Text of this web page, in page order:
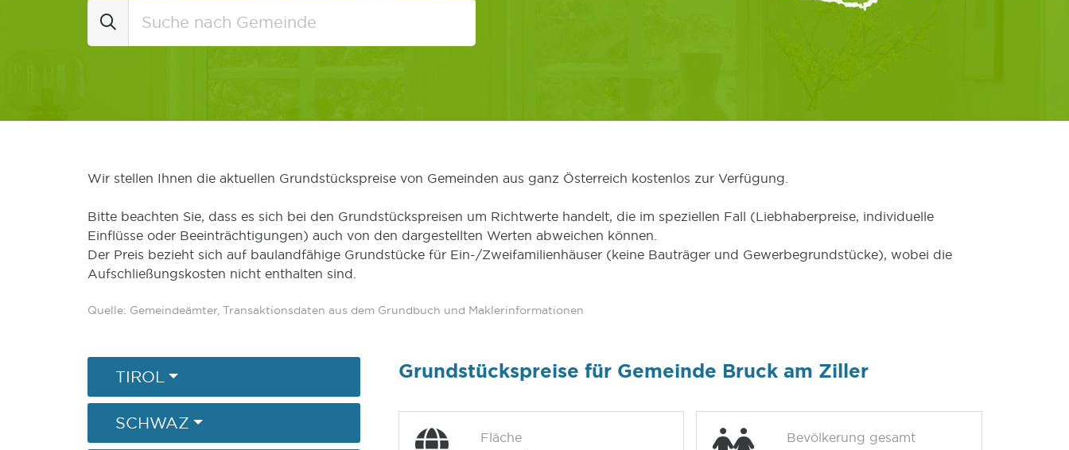
Wir stellen Ihnen die aktuellen Grundstückspreise von Gemeinden aus ganz Österreich kostenlos zur Verfügung.
Bitte beachten Sie, dass es sich bei den Grundstückspreisen um Richtwerte handelt, die im speziellen Fall (Liebhaberpreise, individuelle
Einflüsse oder Beeinträchtigungen) auch von den dargestellten Werten abweichen können.
Der Preis bezieht sich auf baulandfähige Grundstücke für Ein-/Zweifamilienhäuser (keine Bauträger und Gewerbegrundstücke), wobei die
Aufschließungskosten nicht enthalten sind.
Quelle: Gemeindeämter, Transaktionsdaten aus dem Grundbuch und Maklerinformationen
TIROL
SCHWAZ
Grundstückspreise für Gemeinde Bruck am Ziller
Fläche Bevölkerung gesamt